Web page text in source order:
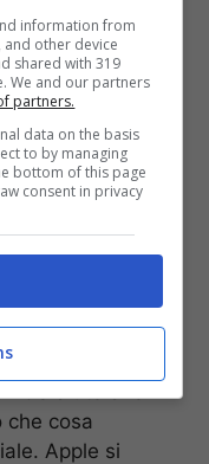
alle
in
e
che cosa
Apple si
information from
other device
shared with 319
We and our partners
partners.
data on the basis
to by managing
bottom of this page
consent in privacy